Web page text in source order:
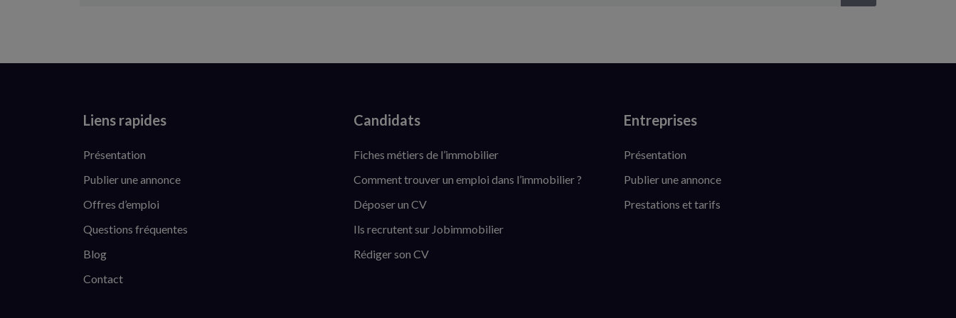
Liens rapides
Présentation
Publier une annonce
Offres d’emploi
Questions fréquentes
Blog
Contact
Candidats
Fiches métiers de l’immobilier
Comment trouver un emploi dans l’immobilier ?
Déposer un CV
Ils recrutent sur Jobimmobilier
Rédiger son CV
Entreprises
Présentation
Publier une annonce
Prestations et tarifs